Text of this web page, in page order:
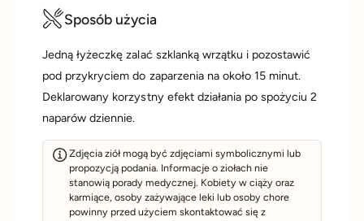
Sposób użycia
Jedną łyżeczkę zalać szklanką wrzątku i pozostawić
pod przykryciem do zaparzenia na około 15 minut.
Deklarowany korzystny efekt działania po spożyciu 2
naparów dziennie.
Zdjęcia ziół mogą być zdjęciami symbolicznymi lub
propozycją podania. Informacje o ziołach nie
stanowią porady medycznej. Kobiety w ciąży oraz
karmiące, osoby zażywające leki lub osoby chore
powinny przed użyciem skontaktować się z